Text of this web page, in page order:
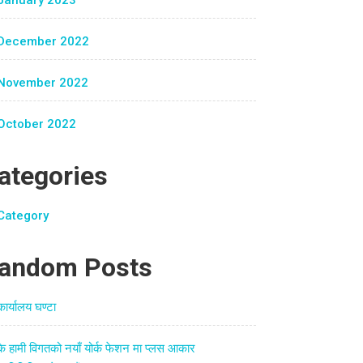
2022
2022
2022
Posts
घण्टा
हामी विगतको नयाँ योर्क फेशन मा प्लस आकार